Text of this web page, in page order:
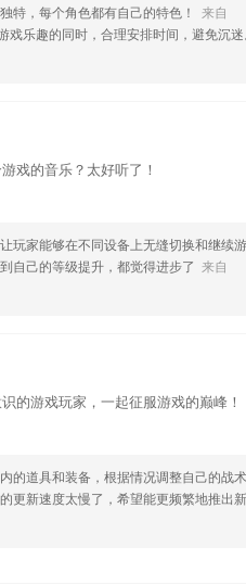
一扫,
欢这款软件，您可以到应用商店进
特，每个角色都有自己的特色！
来自
戏乐趣的同时，合理安排时间，避免沉迷
戏的音乐？太好听了！
玩家能够在不同设备上无缝切换和继续
自己的等级提升，都觉得进步了 来自
的游戏玩家，一起征服游戏的巅峰！
的道具和装备，根据情况调整自己的战术
更新速度太慢了，希望能更频繁地推出新